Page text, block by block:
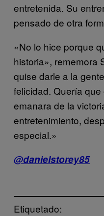
entretenida. Su
pensado de otra
«No lo hice porque
historia», rememora
quise darle a la
felicidad. Quería
emanara de la
entretenimiento,
especial.»
@danielstorey85
Etiquetado: